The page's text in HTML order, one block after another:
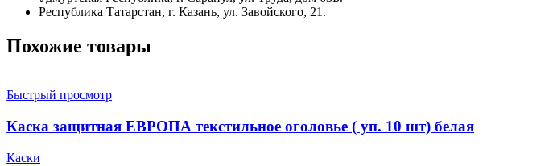
Республика Татарстан, г. Казань, ул. Завойского, 21.
Похожие товары
Быстрый просмотр
Каска защитная ЕВРОПА текстильное оголовье ( уп. 10 шт) белая
Каски